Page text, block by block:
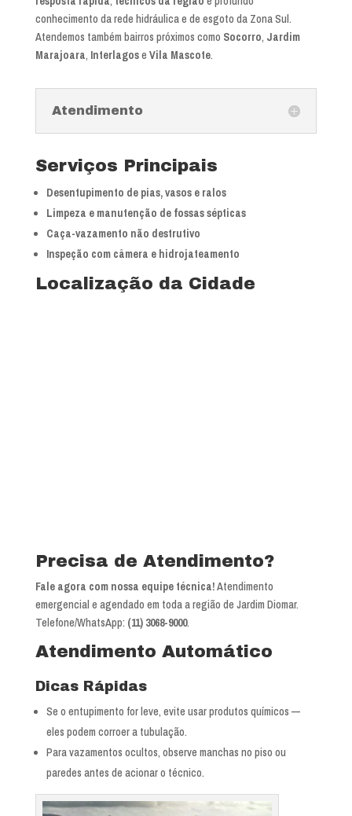
conhecimento da rede hidráulica e de esgoto da Zona Sul.
Atendemos também bairros próximos como Socorro, Jardim
Marajoara, Interlagose Vila Mascote.
Atendimento
Serviços Principais
Desentupimento de pias, vasos e ralos
Limpeza e manutenção de fossas sépticas
Caça-vazamento não destrutivo
Inspeção com câmera e hidrojateamento
Localização da Cidade
Precisa de Atendimento?
Fale agora com nossa equipe técnica!Atendimento
emergencial e agendado em toda a região de Jardim Diomar.
Telefone/WhatsApp: (11) 3068-9000.
Atendimento Automático
Dicas Rápidas
Se o entupimento for leve, evite usar produtos químicos —
eles podem corroer a tubulação.
Para vazamentos ocultos, observe manchas no piso ou
paredes antes de acionar o técnico.